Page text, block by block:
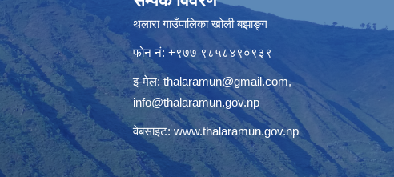
थलारा गाउँपालिका खोली बझाङ्ग
फोन नं: +९७७ ९८५८४९०९३९
इ-मेल:thalaramun@gmail.com,
info@thalaramun.gov.np
वेबसाइट: www.thalaramun.gov.np